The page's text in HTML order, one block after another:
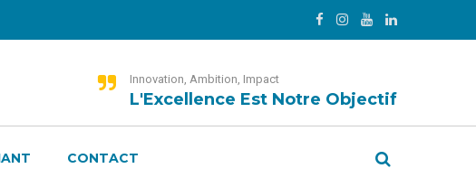
Innovation, Ambition, Impact
L'Excellence Est Notre Objectif
CONTACT